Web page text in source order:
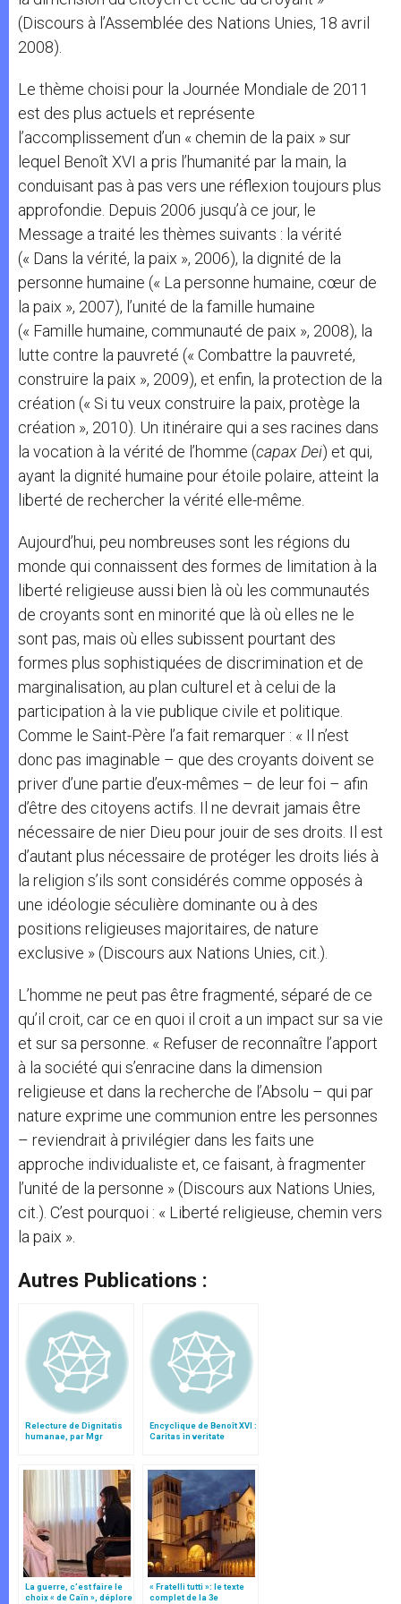
(Discours à l’Assemblée des Nations Unies, 18 avril
2008).
Le thème choisi pour la Journée Mondiale de 2011
est des plus actuels et représente
l’accomplissement d’un « chemin de la paix » sur
lequel Benoît XVI a pris l’humanité par la main, la
conduisant pas à pas vers une réflexion toujours plus
approfondie. Depuis 2006 jusqu’à ce jour, le
Message a traité les thèmes suivants : la vérité
(« Dans la vérité, la paix », 2006), la dignité de la
personne humaine (« La personne humaine, cœur de
la paix », 2007), l’unité de la famille humaine
(« Famille humaine, communauté de paix », 2008), la
lutte contre la pauvreté (« Combattre la pauvreté,
construire la paix », 2009), et enfin, la protection de la
création (« Si tu veux construire la paix, protège la
création », 2010). Un itinéraire qui a ses racines dans
la vocation à la vérité de l’homme (capax Dei) et qui,
ayant la dignité humaine pour étoile polaire, atteint la
liberté de rechercher la vérité elle-même.
Aujourd’hui, peu nombreuses sont les régions du
monde qui connaissent des formes de limitation à la
liberté religieuse aussi bien là où les communautés
de croyants sont en minorité que là où elles ne le
sont pas, mais où elles subissent pourtant des
formes plus sophistiquées de discrimination et de
marginalisation, au plan culturel et à celui de la
participation à la vie publique civile et politique.
Comme le Saint-Père l’a fait remarquer : « Il n’est
donc pas imaginable – que des croyants doivent se
priver d’une partie d’eux-mêmes – de leur foi – afin
d’être des citoyens actifs. Il ne devrait jamais être
nécessaire de nier Dieu pour jouir de ses droits. Il est
d’autant plus nécessaire de protéger les droits liés à
la religion s’ils sont considérés comme opposés à
une idéologie séculière dominante ou à des
positions religieuses majoritaires, de nature
exclusive » (Discours aux Nations Unies, cit.).
L’homme ne peut pas être fragmenté, séparé de ce
qu’il croit, car ce en quoi il croit a un impact sur sa vie
et sur sa personne. « Refuser de reconnaître l’apport
à la société qui s’enracine dans la dimension
religieuse et dans la recherche de l’Absolu – qui par
nature exprime une communion entre les personnes
– reviendrait à privilégier dans les faits une
approche individualiste et, ce faisant, à fragmenter
l’unité de la personne » (Discours aux Nations Unies,
cit.). C’est pourquoi : « Liberté religieuse, chemin vers
la paix ».
Autres Publications :
Relecture de Dignitatis
humanae, par Mgr
Encyclique de Benoît XVI :
Caritas in veritate
La guerre, c’est faire le
choix « de Caïn », déplore
« Fratelli tutti »: le texte
complet de la 3e